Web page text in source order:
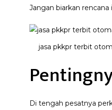
Jangan biarkan
jasa pkkpr terbit
Di tengah pesatnya